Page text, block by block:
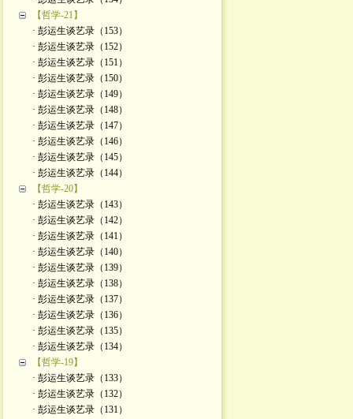
【哲学-21】
· 彭运生谈艺录（153）
· 彭运生谈艺录（152）
· 彭运生谈艺录（151）
· 彭运生谈艺录（150）
· 彭运生谈艺录（149）
· 彭运生谈艺录（148）
· 彭运生谈艺录（147）
· 彭运生谈艺录（146）
· 彭运生谈艺录（145）
· 彭运生谈艺录（144）
【哲学-20】
· 彭运生谈艺录（143）
· 彭运生谈艺录（142）
· 彭运生谈艺录（141）
· 彭运生谈艺录（140）
· 彭运生谈艺录（139）
· 彭运生谈艺录（138）
· 彭运生谈艺录（137）
· 彭运生谈艺录（136）
· 彭运生谈艺录（135）
· 彭运生谈艺录（134）
【哲学-19】
· 彭运生谈艺录（133）
· 彭运生谈艺录（132）
· 彭运生谈艺录（131）